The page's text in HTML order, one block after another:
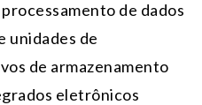
de dados
unidades de
de armazenamento
eletrônicos